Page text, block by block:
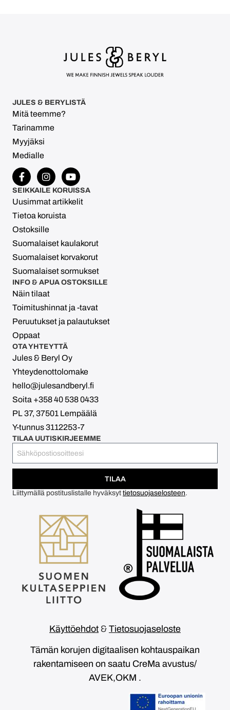
JULES & BERYLISTÄ
Mitä teemme?
Tarinamme
Myyjäksi
Medialle
SEIKKAILE KORUISSA
Uusimmat artikkelit
Tietoa koruista
Ostoksille
Suomalaiset kaulakorut
Suomalaiset korvakorut
Suomalaiset sormukset
INFO & APUA OSTOKSILLE
Näin tilaat
Toimitushinnat ja -tavat
Peruutukset ja palautukset
Oppaat
OTA YHTEYTTÄ
Jules & Beryl Oy
Yhteydenottolomake
hello@julesandberyl.fi
Soita +358 40 538 0433
PL 37, 37501 Lempäälä
Y-tunnus 3112253-7
TILAA UUTISKIRJEEMME
TILAA
Liittymällä postituslistalle hyväksyt tietosuojaselosteen.
Käyttöehdot & Tietosuojaseloste
Tämän korujen digitaalisen kohtauspaikan
rakentamiseen on saatu CreMa avustus/
AVEK,OKM .